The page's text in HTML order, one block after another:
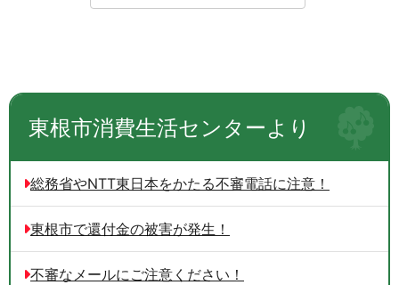
東根市消費生活センターより
総務省やNTT東日本をかたる不審電話に注意！
東根市で還付金の被害が発生！
不審なメールにご注意ください！